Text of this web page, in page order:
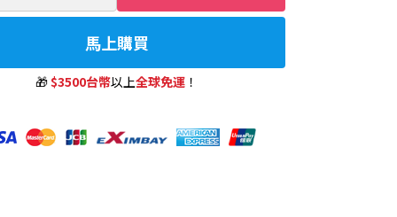
馬上購買
🎁$3500台幣以上全球免運 ！